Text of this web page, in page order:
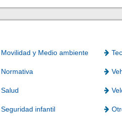
Movilidad y Medio ambiente
Normativa
Salud
Seguridad infantil